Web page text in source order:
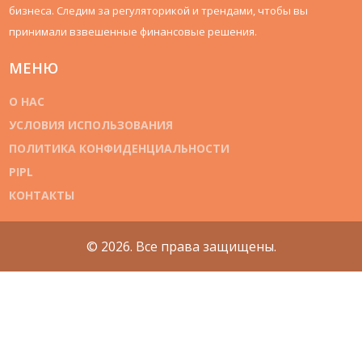
бизнеса. Следим за регуляторикой и трендами, чтобы вы
принимали взвешенные финансовые решения.
МЕНЮ
О НАС
УСЛОВИЯ ИСПОЛЬЗОВАНИЯ
ПОЛИТИКА КОНФИДЕНЦИАЛЬНОСТИ
PIPL
КОНТАКТЫ
© 2026. Все права защищены.